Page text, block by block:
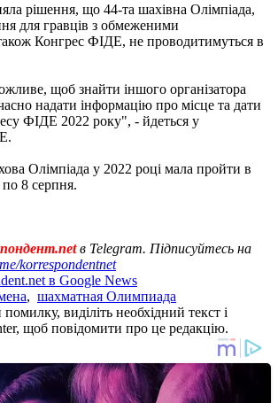
рішення, що 44-та шахівна Олімпіада,
для гравців з обмеженими
Конгрес ФІДЕ, не проводитимуться в
щоб знайти іншого організатора
надати інформацію про місце та дати
ФІДЕ 2022 року", - йдеться у
Олімпіада у 2022 році мала пройти в
8 серпня.
в Telegram. Підписуйтесь на
korrespondentnet
в Google News
, шахматная Олимпиада
виділіть необхідний текст і
щоб повідомити про це редакцію.